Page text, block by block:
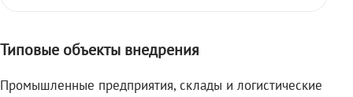
Типовые объекты внедрения
Промышленные предприятия, склады и логистические